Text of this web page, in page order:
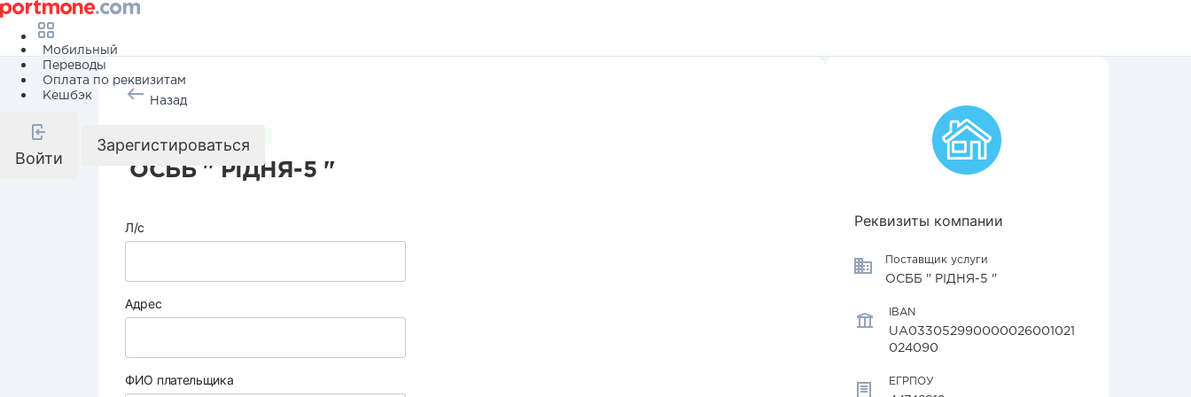
Мобильный
Переводы
Оплата по реквизитам
Кешбэк
Войти
Зарегистироваться
Назад
ОСББ " РІДНЯ-5 "
Л/с
Адрес
ФИО плательщика
Реквизиты компании
Поставщик услуги
ОСББ " РІДНЯ-5 "
IBAN
UA033052990000026001021
024090
ЕГРПОУ